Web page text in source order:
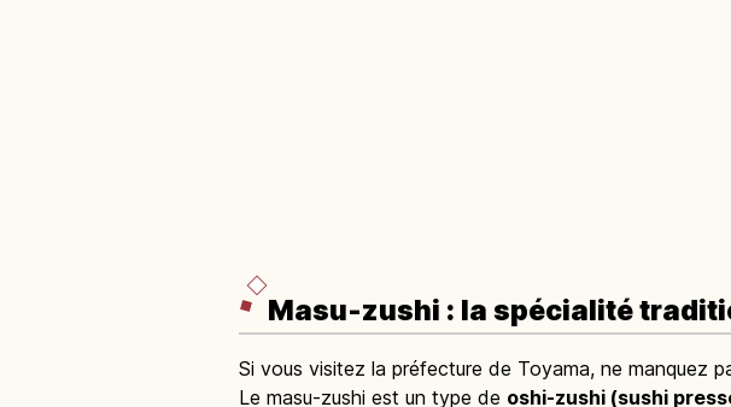
Masu-zushi : la spécialité
Si vous visitez la préfecture de Toyama, ne manquez
Le masu-zushi est un type de oshi-zushi (sushi